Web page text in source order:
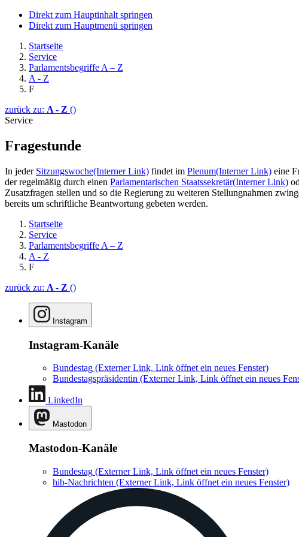
Direkt zum Hauptinhalt springen
Direkt zum Hauptmenü springen
Startseite
Service
Parlamentsbegriffe A – Z
A - Z
F
zurück zu: A - Z ()
Service
Fragestunde
In jeder Sitzungswoche(Interner Link) findet im Plenum(Interner Link) eine
der regelmäßig durch einen Parlamentarischen Staatssekretär(Interner Link)
Zusatzfragen stellen und so die Regierung zu weiteren Stellungnahmen
bereits um schriftliche Beantwortung gebeten werden.
Startseite
Service
Parlamentsbegriffe A – Z
A - Z
F
zurück zu: A - Z ()
Instagram
Instagram-Kanäle
Bundestag (Externer Link, Link öffnet ein neues Fenster)
Bundestagspräsidentin (Externer Link, Link öffnet ein neues
LinkedIn
Mastodon
Mastodon-Kanäle
Bundestag (Externer Link, Link öffnet ein neues Fenster)
hib-Nachrichten (Externer Link, Link öffnet ein neues Fenster)